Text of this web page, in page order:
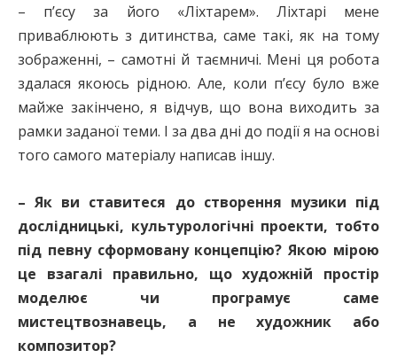
– п’єсу за його «Ліхтарем». Ліхтарі мене
приваблюють з дитинства, саме такі, як на тому
зображенні, – самотні й таємничі. Мені ця робота
здалася якоюсь рідною. Але, коли п’єсу було вже
майже закінчено, я відчув, що вона виходить за
рамки заданої теми. І за два дні до події я на основі
того самого матеріалу написав іншу.
– Як ви ставитеся до створення музики під
дослідницькі, культурологічні проекти, тобто
під певну сформовану концепцію? Якою мірою
це взагалі правильно, що художній простір
моделює чи програмує саме
мистецтвознавець, а не художник або
композитор?